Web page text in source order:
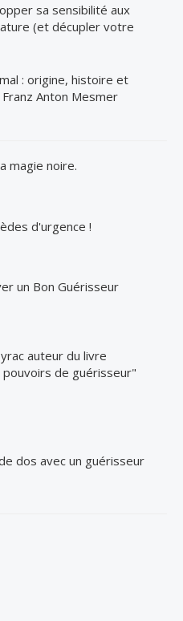
sa sensibilité aux
(et décupler votre
: origine, histoire et
Anton Mesmer
magie noire.
d'urgence !
un Bon Guérisseur
auteur du livre
de guérisseur"
dos avec un guérisseur